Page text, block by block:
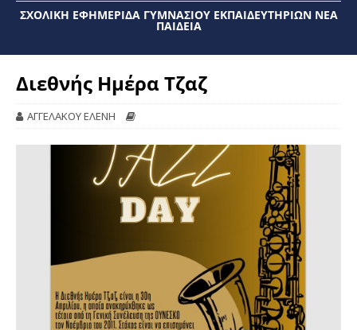
ΣΧΟΛΙΚΉ ΕΦΗΜΕΡΊΔΑ ΓΥΜΝΑΣΊΟΥ ΕΚΠΑΙΔΕΥΤΗΡΊΩΝ ΝΈΑ
ΠΑΙΔΕΊΑ
Διεθνής Ημέρα Τζαζ
ΑΓΓΕΛΑΚΟΥ ΕΛΕΝΗ